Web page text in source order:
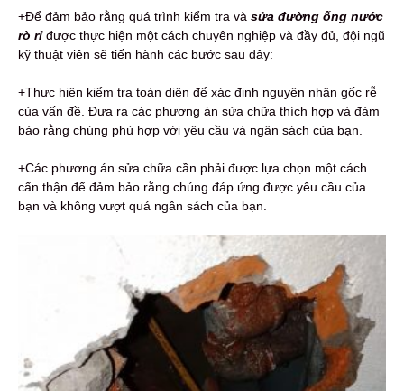
+Để đảm bảo rằng quá trình kiểm tra và sửa đường ống nước
rò rỉđược thực hiện một cách chuyên nghiệp và đầy đủ, đội ngũ
kỹ thuật viên sẽ tiến hành các bước sau đây:
+Thực hiện kiểm tra toàn diện để xác định nguyên nhân gốc rễ
của vấn đề. Đưa ra các phương án sửa chữa thích hợp và đảm
bảo rằng chúng phù hợp với yêu cầu và ngân sách của bạn.
+Các phương án sửa chữa cần phải được lựa chọn một cách
cẩn thận để đảm bảo rằng chúng đáp ứng được yêu cầu của
bạn và không vượt quá ngân sách của bạn.